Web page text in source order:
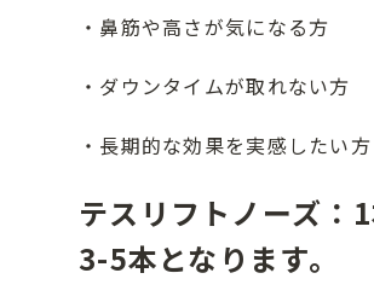
・鼻筋や高さが気になる方
・ダウンタイムが取れない方
・長期的な効果を実感したい方
テスリフトノーズ
3-5本となります。